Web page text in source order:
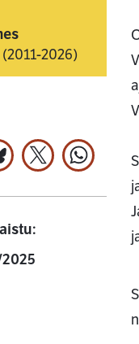
2026)
Bluesky:ssa
Jaa X:ssä
Jaa